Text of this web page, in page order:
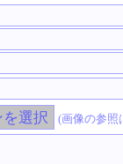
(画像の参照